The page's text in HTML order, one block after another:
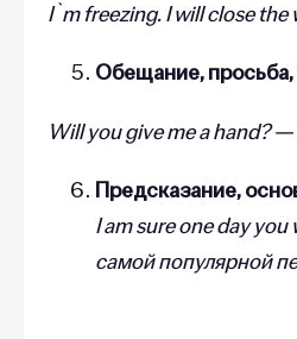
I`m freezing. I will close
Обещание, просьба,
Will you give me a hand?
Предсказание,
I am sure one day
самой популярной